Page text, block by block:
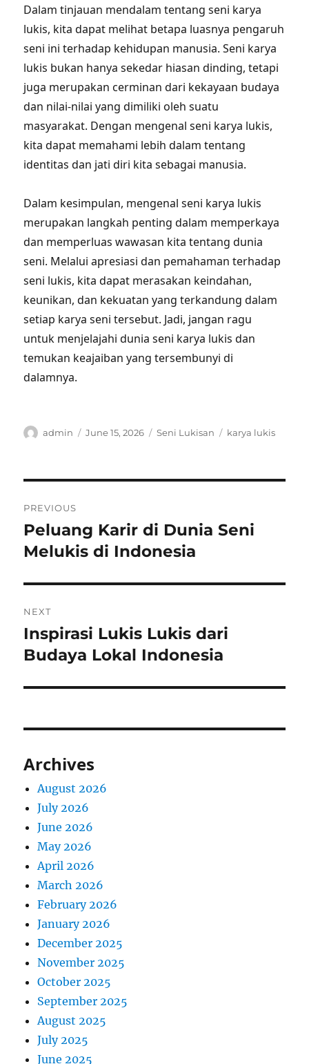
Dalam tinjauan mendalam tentang seni karya
lukis, kita dapat melihat betapa luasnya pengaruh
seni ini terhadap kehidupan manusia. Seni karya
lukis bukan hanya sekedar hiasan dinding, tetapi
juga merupakan cerminan dari kekayaan budaya
dan nilai-nilai yang dimiliki oleh suatu
masyarakat. Dengan mengenal seni karya lukis,
kita dapat memahami lebih dalam tentang
identitas dan jati diri kita sebagai manusia.
Dalam kesimpulan, mengenal seni karya lukis
merupakan langkah penting dalam memperkaya
dan memperluas wawasan kita tentang dunia
seni. Melalui apresiasi dan pemahaman terhadap
seni lukis, kita dapat merasakan keindahan,
keunikan, dan kekuatan yang terkandung dalam
setiap karya seni tersebut. Jadi, jangan ragu
untuk menjelajahi dunia seni karya lukis dan
temukan keajaiban yang tersembunyi di
dalamnya.
Author
admin
Posted
June 15, 2026 Categories
Seni Lukisan Tags
karya lukis
navigation
PREVIOUS
Previous
post:
Peluang Karir di Dunia Seni
Melukis di Indonesia
NEXT
Next
post:
Inspirasi Lukis Lukis dari
Budaya Lokal Indonesia
Archives
August 2026
July 2026
June 2026
May 2026
April 2026
March 2026
February 2026
January 2026
December 2025
November 2025
October 2025
September 2025
August 2025
July 2025
June 2025